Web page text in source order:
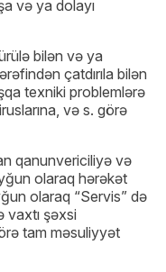
və ya dolayı
bilən və ya
çatdırıla bilən
texniki problemlərə
və s. görə
qanunvericiliyə və
olaraq hərəkət
olaraq “Servis” də
vaxtı şəxsi
tam məsuliyyət